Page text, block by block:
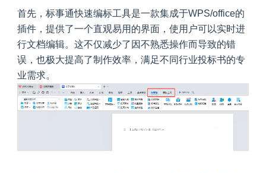
首先，标事通快速编标工具是一款集成于WPS/office的
插件，提供了一个直观易用的界面，使用户可以实时进
行文档编辑。这不仅减少了因不熟悉操作而导致的错
误，也极大提高了制作效率，满足不同行业投标书的专
业需求。